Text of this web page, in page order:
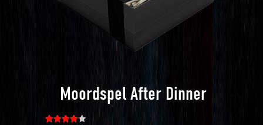
Moordspel After Dinner